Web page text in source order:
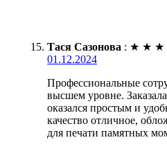
Тася Сазонова : ★ ★ ★
01.12.2024
Профессиональные
высшем уровне.
оказался простым и
качество отличное,
для печати памятных